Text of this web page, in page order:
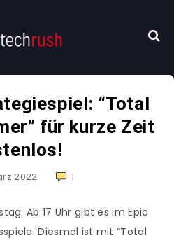
“Total
für kurze Zeit
2022 1
Ab 17 Uhr gibt es im Epic
Diesmal ist mit “Total